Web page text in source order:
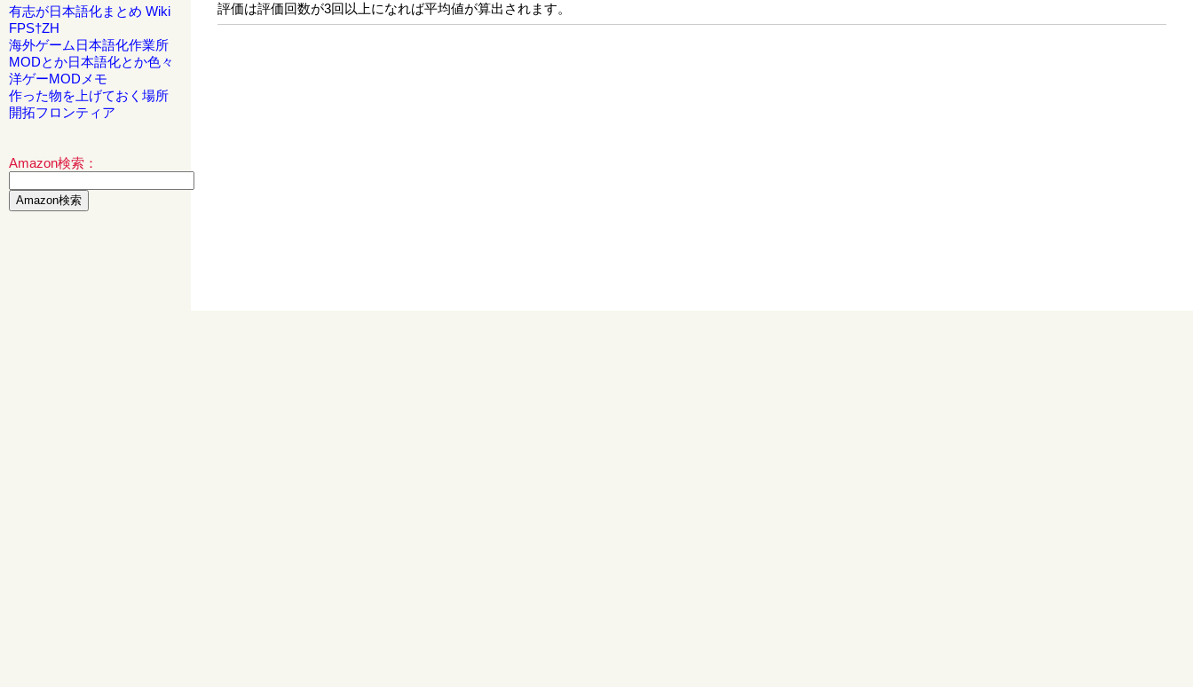
有志が日本語化まとめ Wiki
FPS†ZH
海外ゲーム日本語化作業所
MODとか日本語化とか色々
洋ゲーMODメモ
作った物を上げておく場所
開拓フロンティア
Amazon検索：
評価は評価回数が3回以上になれば平均値が算出されます。